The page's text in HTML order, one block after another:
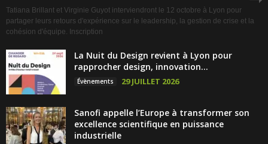
Tatiana Brillant et Virginie Guyot interviendront le 12 octobre à Lyon pour
partager leurs retours d'expérience sur le leadership, la gestion de crise et la
cohésion d'équipe. Inscription
La Nuit du Design revient à Lyon pour
rapprocher design, innovation...
Évènements 29 JUILLET 2026
Sanofi appelle l’Europe à transformer son
excellence scientifique en puissance
industrielle